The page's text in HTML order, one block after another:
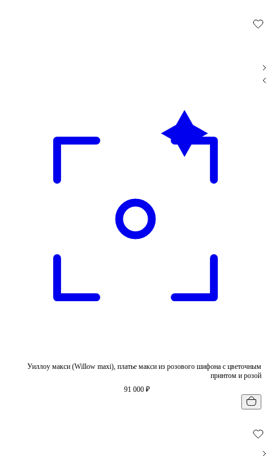
Уиллоу макси (Willow maxi), платье макси из розового шифона с цветочным
принтом и розой
91 000 ₽